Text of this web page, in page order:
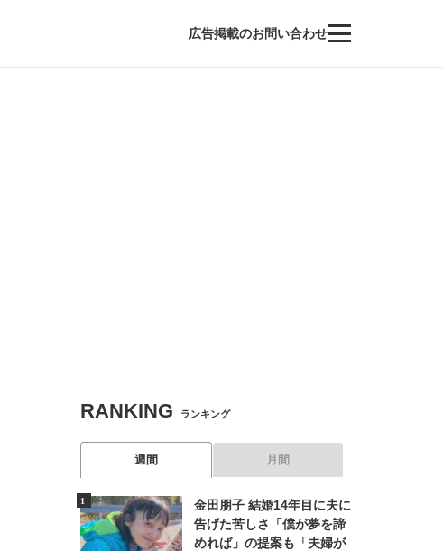
広告掲載のお問い合わせ
RANKING ランキング
週間 月間
金田朋子 結婚14年目に夫に
告げた苦しさ「僕が夢を諦
めれば」の提案も「夫婦が